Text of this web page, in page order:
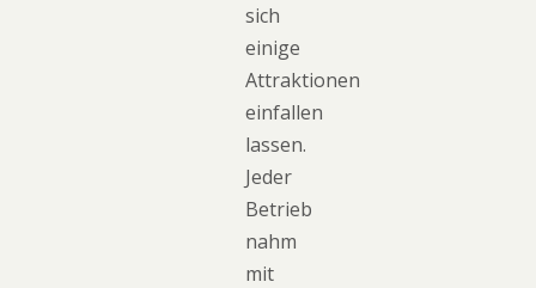
sich
einige
Attraktionen
einfallen
lassen.
Jeder
Betrieb
nahm
mit